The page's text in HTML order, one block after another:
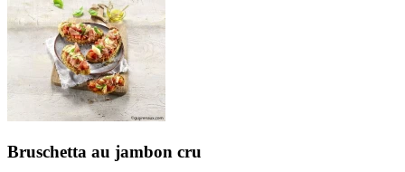
Bruschetta au jambon cru